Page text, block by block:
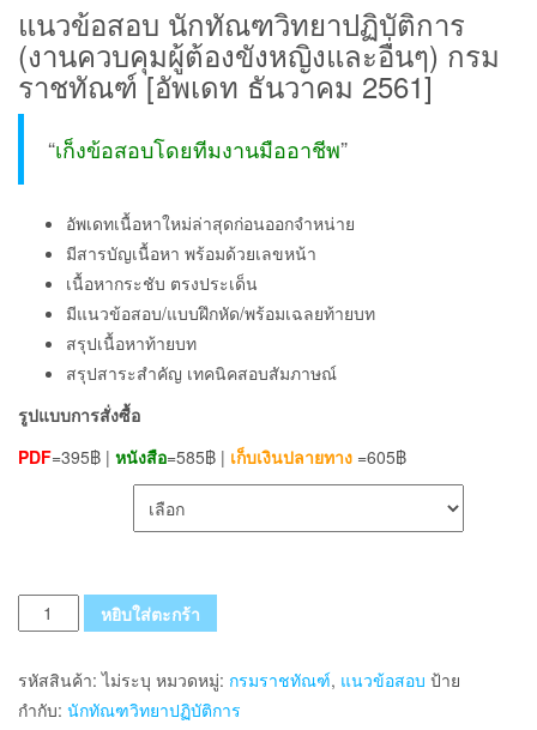
แนวข้อสอบ นักทัณฑวิทยาปฏิบัติการ
(งานควบคุมผู้ต้องขังหญิงและอื่นๆ) กรม
ราชทัณฑ์ [อัพเดท ธันวาคม 2561]
“เก็งข้อสอบโดยทีมงานมืออาชีพ”
อัพเดทเนื้อหาใหม่ล่าสุดก่อนออกจำหน่าย
มีสารบัญเนื้อหา พร้อมด้วยเลขหน้า
เนื้อหากระชับ ตรงประเด็น
มีแนวข้อสอบ/แบบฝึกหัด/พร้อมเฉลยท้ายบท
สรุปเนื้อหาท้ายบท
สรุปสาระสำคัญ เทคนิคสอบสัมภาษณ์
รูปแบบการสั่งซื้อ
PDF=395฿ | หนังสือ=585฿ | เก็บเงินปลายทาง =605฿
จำนวน
แนว
หยิบใส่ตะกร้า
รหัสสินค้า:ไม่ระบุ หมวดหมู่: กรมราชทัณฑ์, แนวข้อสอบ ป้าย
กำกับ: นักทัณฑวิทยาปฏิบัติการ